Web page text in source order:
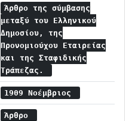
Άρθρο της σύμβασης
μεταξύ του Ελληνικού
Δημοσίου, της
Προνομιούχου Εταιρείας
και της Σταφιδικής
Τράπεζας.
1909 Νοέμβριος
Άρθρο